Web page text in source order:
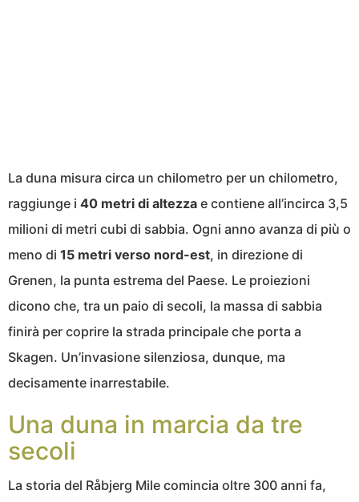
La duna misura circa un chilometro per un chilometro,
raggiunge i 40 metri di altezza e contiene all’incirca 3,5
milioni di metri cubi di sabbia. Ogni anno avanza di più o
meno di 15 metri verso nord-est, in direzione di
Grenen, la punta estrema del Paese. Le proiezioni
dicono che, tra un paio di secoli, la massa di sabbia
finirà per coprire la strada principale che porta a
Skagen. Un’invasione silenziosa, dunque, ma
decisamente inarrestabile.
Una duna in marcia da tre
secoli
La storia del Råbjerg Mile comincia oltre 300 anni fa,